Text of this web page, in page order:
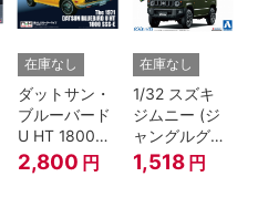
在庫なし
ダットサン・
ブルーバード
U HT 1800
SSS-E
2,800 円
在庫なし
1/32 スズキ
ジムニー (ジ
ャングルグリ
ー ン)
1,518 円